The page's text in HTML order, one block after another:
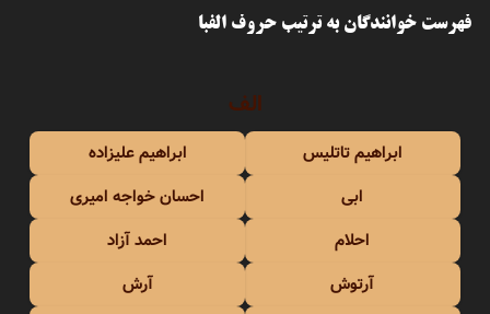
فهرست خوانندگان به ترتیب حروف الفبا
الف
ابراهیم تاتلیس
ابراهیم علیزاده
ابی
احسان خواجه امیری
احلام
احمد آزاد
آرتوش
آرش